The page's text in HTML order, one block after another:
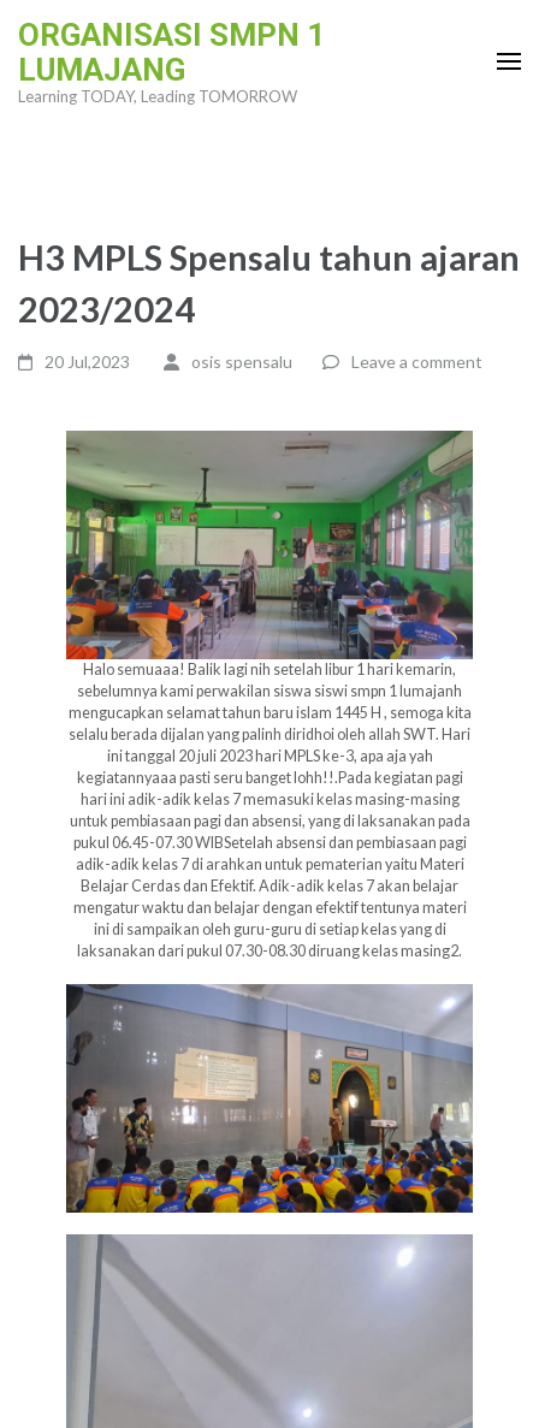
content
ORGANISASI SMPN 1
LUMAJANG
Learning TODAY, Leading TOMORROW
H3 MPLS Spensalu tahun ajaran
2023/2024
20 Jul,2023 osis spensalu Leave a comment
Halo semuaaa! Balik lagi nih setelah libur 1 hari kemarin,
sebelumnya kami perwakilan siswa siswi smpn 1 lumajanh
mengucapkan selamat tahun baru islam 1445 H , semoga kita
selalu berada dijalan yang palinh diridhoi oleh allah SWT. Hari
ini tanggal 20 juli 2023 hari MPLS ke-3, apa aja yah
kegiatannyaaa pasti seru banget lohh!!.Pada kegiatan pagi
hari ini adik-adik kelas 7 memasuki kelas masing-masing
untuk pembiasaan pagi dan absensi, yang di laksanakan pada
pukul 06.45-07.30 WIBSetelah absensi dan pembiasaan pagi
adik-adik kelas 7 di arahkan untuk pematerian yaitu Materi
Belajar Cerdas dan Efektif. Adik-adik kelas 7 akan belajar
mengatur waktu dan belajar dengan efektif tentunya materi
ini di sampaikan oleh guru-guru di setiap kelas yang di
laksanakan dari pukul 07.30-08.30 diruang kelas masing2.